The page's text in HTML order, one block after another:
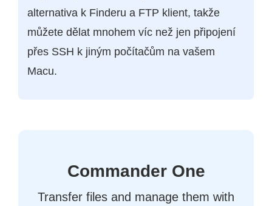
alternativa k Finderu a FTP klient, takže
můžete dělat mnohem víc než jen připojení
přes SSH k jiným počítačům na vašem
Macu.
Commander One
Transfer files and manage them with